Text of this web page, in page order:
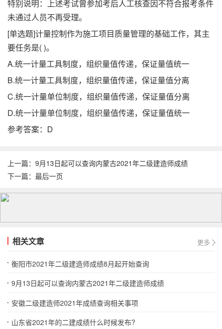
特别说明：上述考试曾参加考后人工核查因不符合报考条件
未通过人员不再受理。
[单选题]计量控制作为施工项目质量管理的基础工作，其主
要任务是( )。
A.统一计量工具制度，组织量值传递，保证量值统一
B.统一计量工具制度，组织量值传递，保证量值分离
C.统一计量单位制度，组织量值传递，保证量值分离
D.统一计量单位制度，组织量值传递，保证量值统一
参考答案：D
上一篇： 9月13日起可以查询内蒙古2021年二级建造师成绩
下一篇： 最后一页
相关文章 更多
衡阳市2021年二级建造师成绩8月起开始查询
9月13日起可以查询内蒙古2021年二级建造师成绩
安徽二级建造师2021年成绩查询相关事项
山东省2021年的二建成绩什么时候发布?